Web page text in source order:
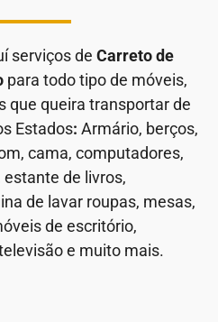
serviços de Carreto de
para todo tipo de móveis,
que queira transportar de
Estados: Armário, berços,
cama, computadores,
de livros,
de lavar roupas, mesas,
de escritório,
e muito mais.